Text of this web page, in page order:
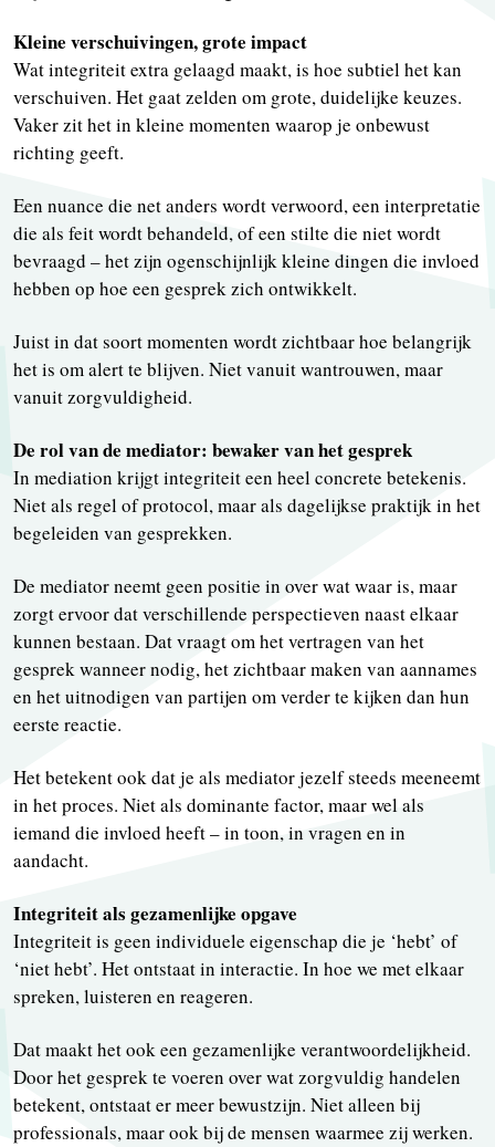
Kleine verschuivingen, grote impact
Wat integriteit extra gelaagd maakt, is hoe subtiel het kan
verschuiven. Het gaat zelden om grote, duidelijke keuzes.
Vaker zit het in kleine momenten waarop je onbewust
richting geeft.
Een nuance die net anders wordt verwoord, een interpretatie
die als feit wordt behandeld, of een stilte die niet wordt
bevraagd – het zijn ogenschijnlijk kleine dingen die invloed
hebben op hoe een gesprek zich ontwikkelt.
Juist in dat soort momenten wordt zichtbaar hoe belangrijk
het is om alert te blijven. Niet vanuit wantrouwen, maar
vanuit zorgvuldigheid.
De rol van de mediator: bewaker van het gesprek
In mediation krijgt integriteit een heel concrete betekenis.
Niet als regel of protocol, maar als dagelijkse praktijk in het
begeleiden van gesprekken.
De mediator neemt geen positie in over wat waar is, maar
zorgt ervoor dat verschillende perspectieven naast elkaar
kunnen bestaan. Dat vraagt om het vertragen van het
gesprek wanneer nodig, het zichtbaar maken van aannames
en het uitnodigen van partijen om verder te kijken dan hun
eerste reactie.
Het betekent ook dat je als mediator jezelf steeds meeneemt
in het proces. Niet als dominante factor, maar wel als
iemand die invloed heeft – in toon, in vragen en in
aandacht.
Integriteit als gezamenlijke opgave
Integriteit is geen individuele eigenschap die je ‘hebt’ of
‘niet hebt’. Het ontstaat in interactie. In hoe we met elkaar
spreken, luisteren en reageren.
Dat maakt het ook een gezamenlijke verantwoordelijkheid.
Door het gesprek te voeren over wat zorgvuldig handelen
betekent, ontstaat er meer bewustzijn. Niet alleen bij
professionals, maar ook bij de mensen waarmee zij werken.